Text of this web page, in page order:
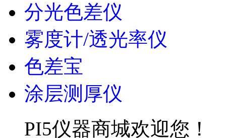
分光色差仪
雾度计/透光率仪
色差宝
涂层测厚仪
PI5仪器商城欢迎您！